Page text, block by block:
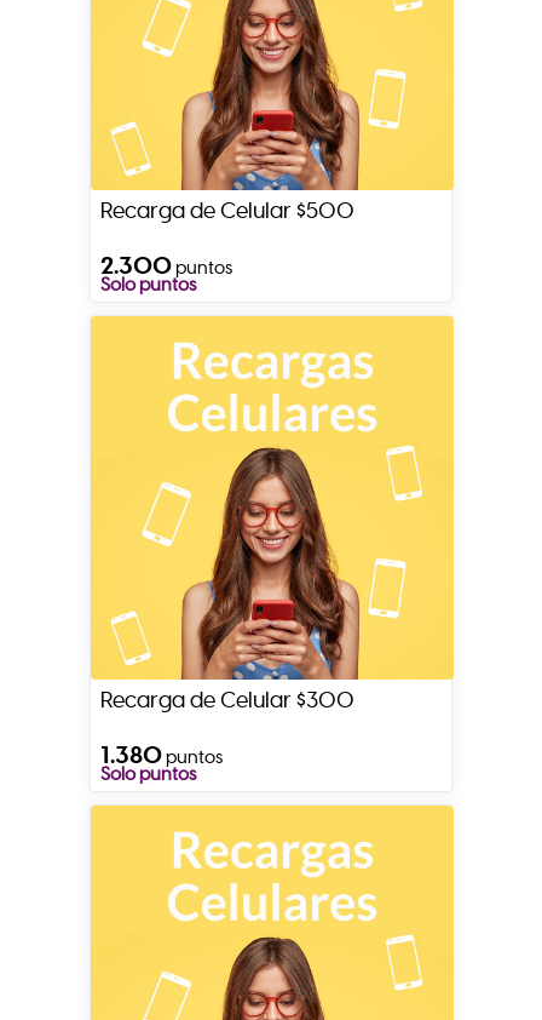
Recarga de Celular $500
2.300puntos
Solo puntos
Recarga de Celular $300
1.380puntos
Solo puntos